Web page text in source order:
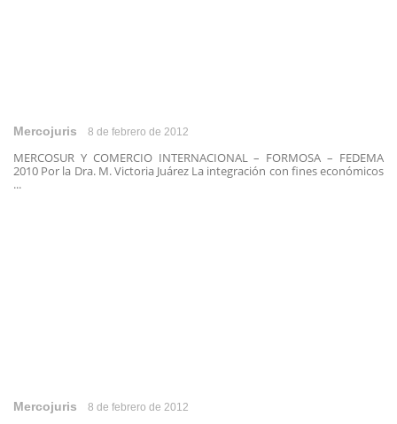
Mercojuris 8 de febrero de 2012
MERCOSUR Y COMERCIO INTERNACIONAL – FORMOSA – FEDEMA
2010 Por la Dra. M. Victoria Juárez La integración con fines económicos
...
Mercojuris 8 de febrero de 2012